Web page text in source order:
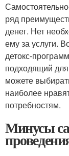
ряд
денег. Нет
ему за услуги.
детокс-
подходящий
можете
наиболее
потребностям.
Минусы